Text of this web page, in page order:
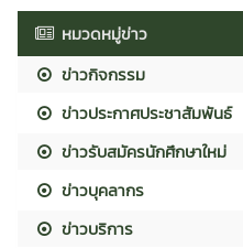
หมวดหมู่ข่าว
ข่าวกิจกรรม
ข่าวประกาศประชาสัมพันธ์
ข่าวรับสมัครนักศึกษาใหม่
ข่าวบุคลากร
ข่าวบริการ